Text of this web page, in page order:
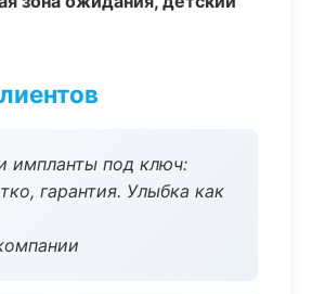
импланты под ключ:
гарантия. Улыбка как